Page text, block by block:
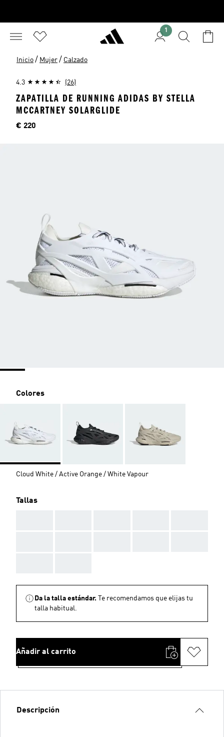
1
Inicio / Mujer / Calzado
4.3 (26)
ZAPATILLA DE RUNNING ADIDAS BY STELLA
MCCARTNEY SOLARGLIDE
Precio
€ 220
Colores
Cloud White / Active Orange / White Vapour
Tallas
Da la talla estándar.
Te recomendamos que elijas tu
talla habitual.
Añadir al carrito
Descripción